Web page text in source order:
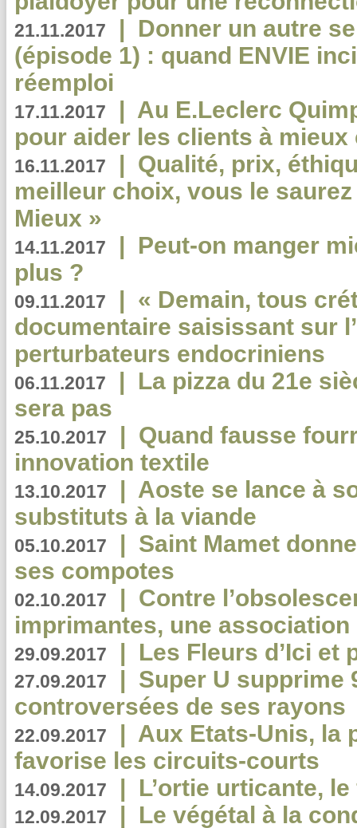
21.11.2017 | Donner un autre
(épisode 1) : quand ENVIE
réemploi
17.11.2017 | Au E.Leclerc
pour aider les clients à
16.11.2017 | Qualité, prix,
meilleur choix, vous le
Mieux »
14.11.2017 | Peut-on manger
plus ?
09.11.2017 | « Demain, tous
documentaire saisissant sur
perturbateurs endocriniens
06.11.2017 | La pizza du 21e
sera pas
25.10.2017 | Quand fausse
innovation textile
13.10.2017 | Aoste se lance à
substituts à la viande
05.10.2017 | Saint Mamet
ses compotes
02.10.2017 | Contre
imprimantes, une
29.09.2017 | Les Fleurs d’Ici et
27.09.2017 | Super U supprime
controversées de ses rayons
22.09.2017 | Aux Etats-Unis, la
favorise les circuits-courts
14.09.2017 | L’ortie urticante,
12.09.2017 | Le végétal à la